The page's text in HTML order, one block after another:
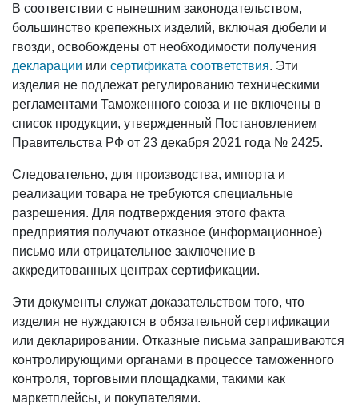
В соответствии с нынешним законодательством,
большинство крепежных изделий, включая дюбели и
гвозди, освобождены от необходимости получения
декларации или сертификата соответствия. Эти
изделия не подлежат регулированию техническими
регламентами Таможенного союза и не включены в
список продукции, утвержденный Постановлением
Правительства РФ от 23 декабря 2021 года № 2425.
Следовательно, для производства, импорта и
реализации товара не требуются специальные
разрешения. Для подтверждения этого факта
предприятия получают отказное (информационное)
письмо или отрицательное заключение в
аккредитованных центрах сертификации.
Эти документы служат доказательством того, что
изделия не нуждаются в обязательной сертификации
или декларировании. Отказные письма запрашиваются
контролирующими органами в процессе таможенного
контроля, торговыми площадками, такими как
маркетплейсы, и покупателями.